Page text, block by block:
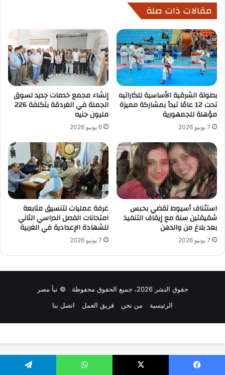
مقالات ذات صلة
بطولة الشرقية الأساسية للكاراتيه
تحت 12 عامًا تبدأ بمشاركة مميزة
مؤهلة للجمهورية
7 يونيو 2026
إنشاء مجمع خدمات جديد لسوق
الجملة في الغردقة بتكلفة 226
مليون جنيه
6 يونيو 2026
استئناف أسيوط تقضي بحبس
شقيقتين سنة مع إيقاف التنفيذ
بعد بلاغ من والدهن
7 يونيو 2026
غرفة عمليات لتنسيق متابعة
امتحانات الفصل الدراسي الثاني
للشهادة الإعدادية في الغربية
7 يونيو 2026
حقوق النشر 2026، جميع الحقوق محفوظة © نبأ مصر
الرئيسية
من نحن فريق العمل اتصل بنا